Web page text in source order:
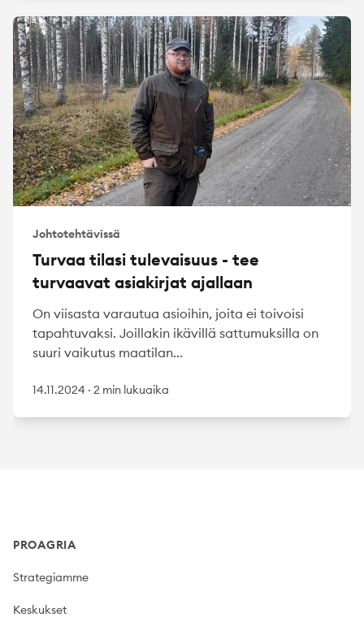
Johtotehtävissä
Turvaa tilasi tulevaisuus - tee
turvaavat asiakirjat ajallaan
On viisasta varautua asioihin, joita ei toivoisi
tapahtuvaksi. Joillakin ikävillä sattumuksilla on
suuri vaikutus maatilan...
14.11.2024 · 2 min lukuaika
PROAGRIA
Strategiamme
Keskukset